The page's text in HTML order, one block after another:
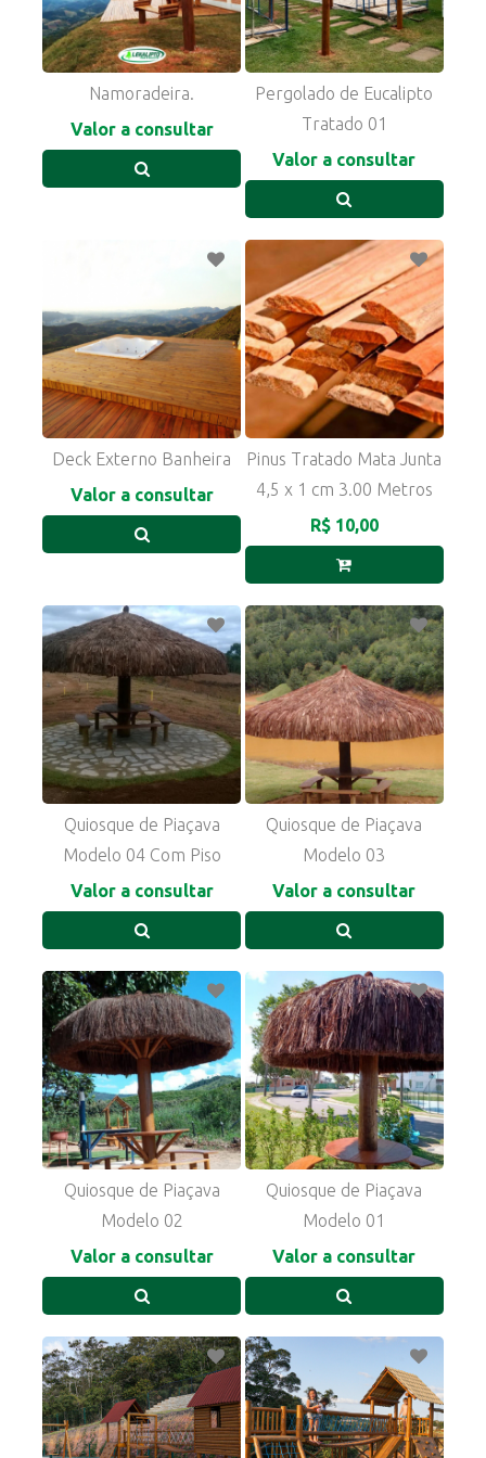
Namoradeira.
Valor a consultar
Pergolado de Eucalipto
Tratado 01
Valor a consultar
Deck Externo Banheira
Valor a consultar
Pinus Tratado Mata Junta
4,5 x 1 cm 3.00 Metros
R$ 10,00
Quiosque de Piaçava
Modelo 04 Com Piso
Valor a consultar
Quiosque de Piaçava
Modelo 03
Valor a consultar
Quiosque de Piaçava
Modelo 02
Valor a consultar
Quiosque de Piaçava
Modelo 01
Valor a consultar